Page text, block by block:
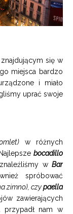
się w
miejsca bardzo
i miało
uprać swoje
w różnych
bocadillo
w Bar
spróbować
zimno), czypaella
zawierających
przypadł nam w